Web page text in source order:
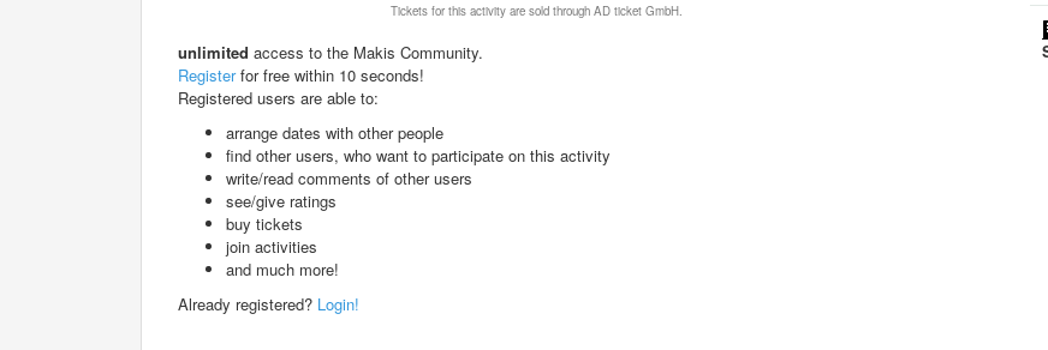
Tickets for this activity are sold through AD ticket GmbH.
unlimited access to the Makis Community.
Registerfor free within 10 seconds!
Registered users are able to:
arrange dates with other people
find other users, who want to participate on this activity
write/read comments of other users
see/give ratings
buy tickets
join activities
and much more!
Already registered? Login!